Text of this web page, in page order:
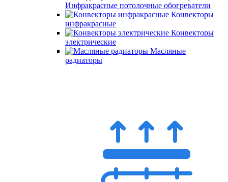
Инфракрасные потолочные обогреватели
Конвекторы
инфракрасные
Конвекторы
электрические
Масляные
радиаторы